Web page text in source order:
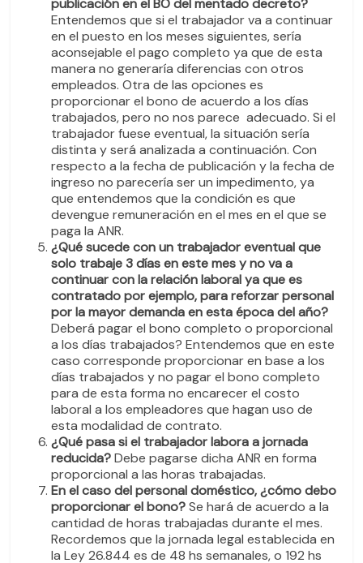
publicación en el BO del mentado decreto?
Entendemos que si el trabajador va a continuar
en el puesto en los meses siguientes, sería
aconsejable el pago completo ya que de esta
manera no generaría diferencias con otros
empleados. Otra de las opciones es
proporcionar el bono de acuerdo a los días
trabajados, pero no nos parece adecuado. Si el
trabajador fuese eventual, la situación sería
distinta y será analizada a continuación. Con
respecto a la fecha de publicación y la fecha de
ingreso no parecería ser un impedimento, ya
que entendemos que la condición es que
devengue remuneración en el mes en el que se
paga la ANR.
¿Qué sucede con un trabajador eventual que
solo trabaje 3 días en este mes y no va a
continuar con la relación laboral ya que es
contratado por ejemplo, para reforzar personal
por la mayor demanda en esta época del año?
Deberá pagar el bono completo o proporcional
a los días trabajados? Entendemos que en este
caso corresponde proporcionar en base a los
días trabajados y no pagar el bono completo
para de esta forma no encarecer el costo
laboral a los empleadores que hagan uso de
esta modalidad de contrato.
¿Qué pasa si el trabajador labora a jornada
reducida?Debe pagarse dicha ANR en forma
proporcional a las horas trabajadas.
En el caso del personal doméstico, ¿cómo debo
proporcionar el bono?Se hará de acuerdo a la
cantidad de horas trabajadas durante el mes.
Recordemos que la jornada legal establecida en
la Ley 26.844 es de 48 hs semanales, o 192 hs